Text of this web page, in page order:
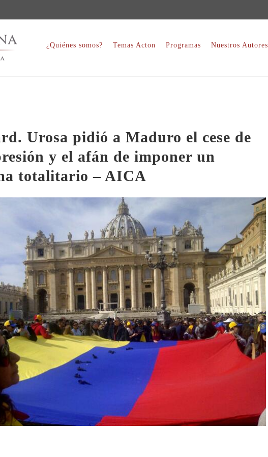
¿Quiénes somos? Temas Acton Programas Nuestros Autores
Urosa pidió a Maduro el cese de
y el afán de imponer un
totalitario – AICA